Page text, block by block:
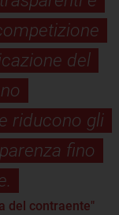
del
riducono gli
fino
del contraente"